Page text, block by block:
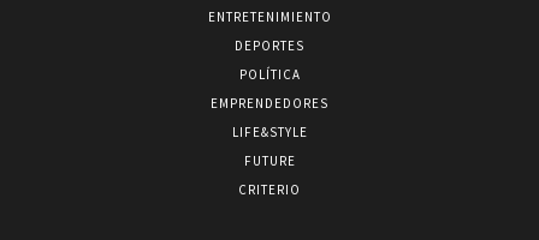
ENTRETENIMIENTO
DEPORTES
POLÍTICA
EMPRENDEDORES
LIFE&STYLE
FUTURE
CRITERIO